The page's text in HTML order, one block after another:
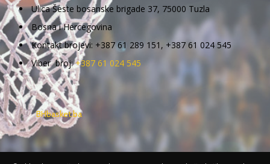
Ulica Šeste bosanske brigade 37, 75000 Tuzla
Bosna i Hercegovina
Kontakt brojevi: +387 61 289 151, +387 61 024 545
Viber broj:+387 61 024 545
BHbasket.ba